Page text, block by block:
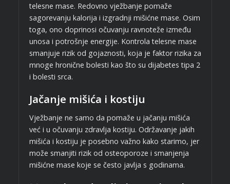
telesne mase. Redovno vježbanje pomaže
sagorevanju kalorija i izgradnji mišićne mase. Osim
toga, ono doprinosi očuvanju ravnoteže između
unosa i potrošnje energije. Kontrola telesne mase
smanjuje rizik od gojaznosti, koja je faktor rizika za
mnoge hronične bolesti kao što su dijabetes tipa 2
i bolesti srca.
Jačanje mišića i kostiju
Vježbanje ne samo da pomaže u jačanju mišića
već i u očuvanju zdravlja kostiju. Održavanje jakih
mišića i kostiju je posebno važno kako starimo, jer
može smanjiti rizik od osteoporoze i smanjenja
mišićne mase koje se često javlja s godinama.